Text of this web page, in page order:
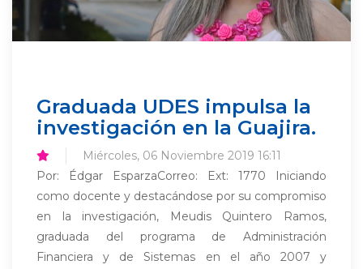
Graduada UDES impulsa la
investigación en la Guajira.
Miércoles, 06 Noviembre 2019 16:11
Por: Édgar EsparzaCorreo: Ext: 1770 Iniciando
como docente y destacándose por su compromiso
en la investigación, Meudis Quintero Ramos,
graduada del programa de Administración
Financiera y de Sistemas en el año 2007 y